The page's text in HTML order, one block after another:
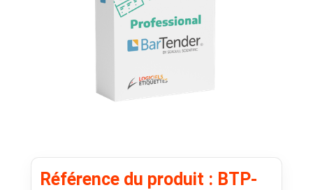
Référence du produit : BTP-